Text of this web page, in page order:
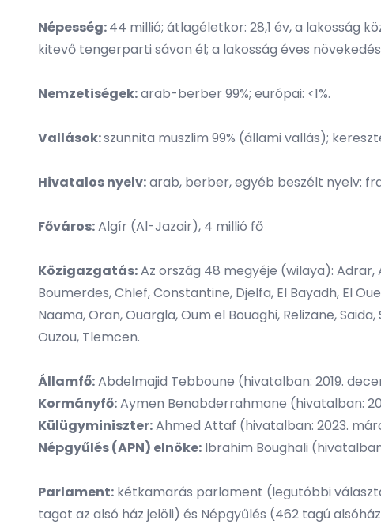
Népesség:44 millió; átlagéletkor: 28,1 év, a lakosság
kitevő tengerparti sávon él; a lakosság éves
Nemzetiségek:arab-berber 99%; európai: <1%.
Vallások:szunnita muszlim 99% (állami vallás);
Hivatalos nyelv:arab, berber, egyéb beszélt nyelv:
Főváros:Algír (Al-Jazair), 4 millió fő
Közigazgatás:Az ország 48 megyéje (wilaya): Adrar,
Boumerdes, Chlef, Constantine, Djelfa, El Bayadh, El
Naama, Oran, Ouargla, Oum el Bouaghi, Relizane,
Ouzou, Tlemcen.
Államfő:Abdelmajid Tebboune (hivatalban: 2019.
Kormányfő:Aymen Benabderrahmane (hivatalban:
Külügyminiszter:Ahmed Attaf (hivatalban: 2023.
Népgyűlés (APN) elnöke: Ibrahim Boughali
Parlament: kétkamarás parlament (legutóbbi
tagot az alsó ház jelöli) és Népgyűlés (462 tagú